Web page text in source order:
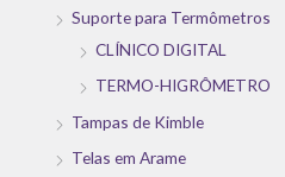
Suporte para Termômetros
CLÍNICO DIGITAL
TERMO-HIGRÔMETRO
Tampas de Kimble
Telas em Arame